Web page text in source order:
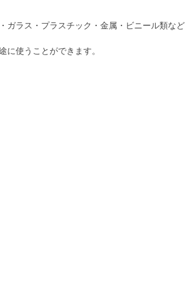
ガラス・プラスチック・金属・ビニール類など
使うことができます。